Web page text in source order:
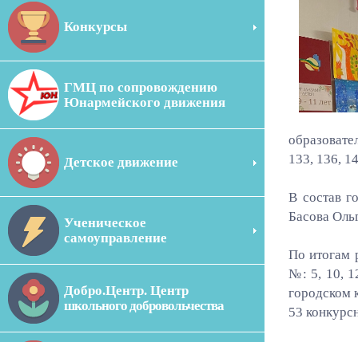
Конкурсы
ГМЦ по сопровождению
Юнармейского движения
Детское движение
Ученическое
самоуправление
Добро.Центр. Центр
школьного добровольчества
133, 136,
В состав
Басова
По итогам
№: 5, 10,
городском
53